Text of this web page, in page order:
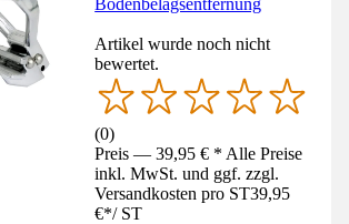
Bodenbelagsentfernung
Artikel wurde noch nicht
bewertet.
(0)
Preis — 39,95 € * Alle Preise
inkl. MwSt. und ggf. zzgl.
Versandkosten pro ST39,95
€*/ ST